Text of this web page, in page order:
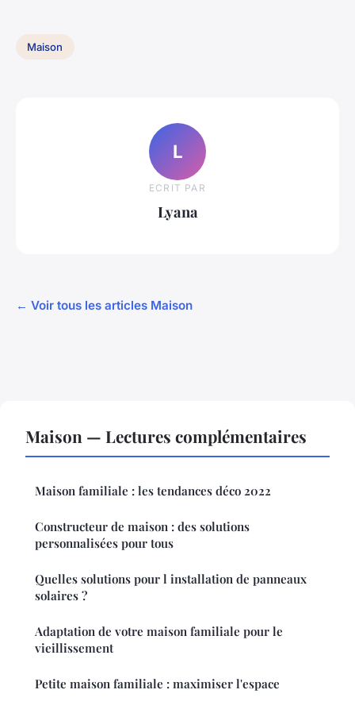
Maison
L
ECRIT PAR
Lyana
← Voir tous les articles Maison
Maison — Lectures complémentaires
Maison familiale : les tendances déco 2022
Constructeur de maison : des solutions
personnalisées pour tous
Quelles solutions pour l installation de panneaux
solaires ?
Adaptation de votre maison familiale pour le
vieillissement
Petite maison familiale : maximiser l'espace